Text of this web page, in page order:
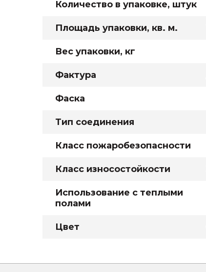
Количество в упаковке, штук
Площадь упаковки, кв. м.
Вес упаковки, кг
Фактура
Фаска
Тип соединения
Класс пожаробезопасности
Класс износостойкости
Использование с теплыми
полами
Цвет